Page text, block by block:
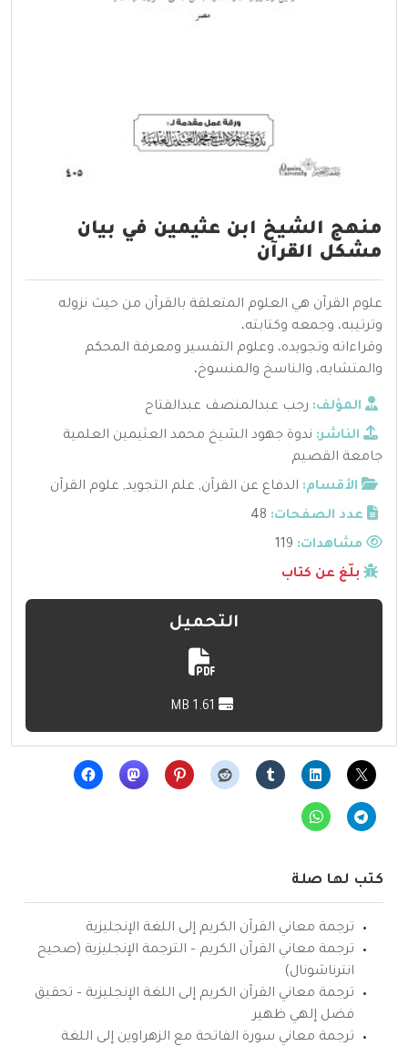
منهج الشيخ ابن عثيمين في بيان
مشكل القرآن
علوم القرآن هي العلوم المتعلقة بالقرآن من حيث نزوله
وترتيبه، وجمعه وكتابته،
وقراءاته وتجويده، وعلوم التفسير ومعرفة المحكم
والمتشابه، والناسخ والمنسوخ،
المؤلف: رجب عبدالمنصف عبدالفتاح
الناشر: ندوة جهود الشيخ محمد العثيمين العلمية
جامعة القصيم
الأقسام: الدفاع عن القرآن, علم التجويد, علوم القرآن
عدد الصفحات: 48
مشاهدات:
بلّغ عن كتاب
التحميل
كتب لها صلة
ترجمة معاني القرآن الكريم إلى اللغة الإنجليزية
ترجمة معاني القرآن الكريم – الترجمة الإنجليزية (صحيح
انترناشونال)
ترجمة معاني القرآن الكريم إلى اللغة الإنجليزية – تحقيق
فضل إلهي ظهير
ترجمة معاني سورة الفاتحة مع الزهراوين إلى اللغة